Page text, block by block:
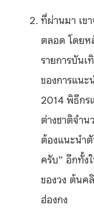
ที่ผ่านมา เข
ตลอด โดยห
รายการบันเ
ของการแนะ
2014 พิธีกร
ต่างชาติจำ
ต้องแนะนำ
ครับ” อีกทั้ง
ของวง ต้นค
ฮ่องกง